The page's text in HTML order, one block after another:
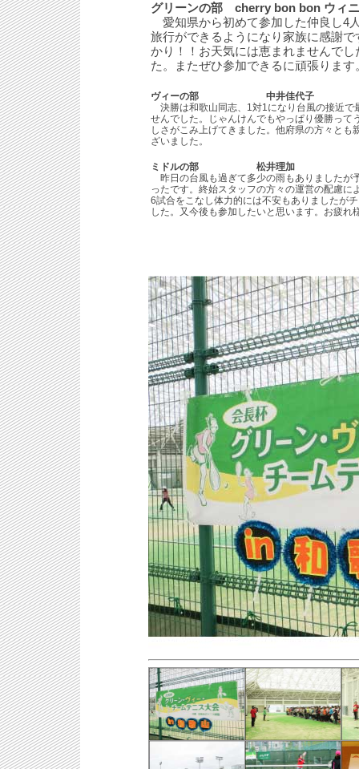
グリーンの部 cherry bon bon ウィ
愛知県から初めて参加した仲良し4
旅行ができるようになり家族に感謝
かり！！お天気には恵まれませんで
た。またぜひ参加できるに頑張ります
ヴィーの部 中井佳代子
決勝は和歌山同志、1対1になり台風の接近で
せんでした。じゃんけんでもやっぱり優勝っ
しさがこみ上げてきました。他府県の方々と
ざいました。
ミドルの部 松井理加
昨日の台風も過ぎて多少の雨もありましたが
ったです。終始スタッフの方々の運営の配慮
6試合をこなし体力的には不安もありましたが
した。又今後も参加したいと思います。お疲れ